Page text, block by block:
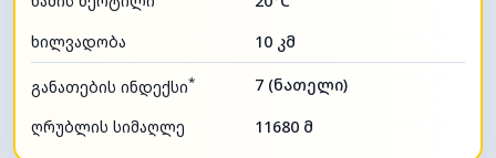
ხილვადობა
10 კმ
განათების ინდექსი* 7 (ნათელი)
ღრუბლის სიმაღლე 11680 მ